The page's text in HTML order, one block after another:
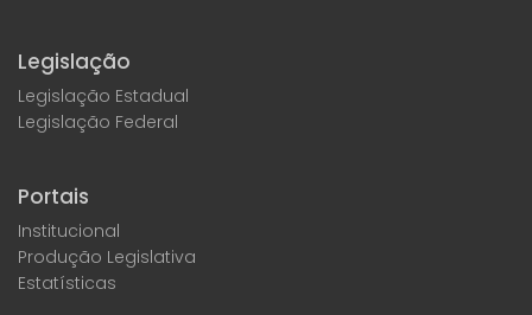
Legislação
Legislação Estadual
Legislação Federal
Portais
Institucional
Produção Legislativa
Estatísticas